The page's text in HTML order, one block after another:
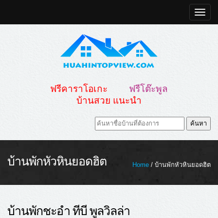
Toggle
ฟรีคาราโอเกะ
ฟรีโต๊ะพูล
บ้านสวย แนะนำ
Home / บ้านพักหัวหินยอดฮิต
บ้านพักหัวหินยอดฮิต
บ้านพักชะอำ ทีบี พูลวิลล่า